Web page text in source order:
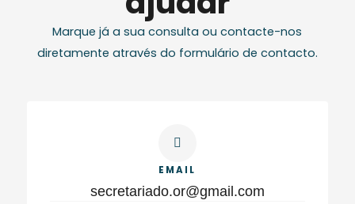
Marque já a sua consulta ou contacte-nos
diretamente através do formulário de contacto.
EMAIL
secretariado.or@gmail.com